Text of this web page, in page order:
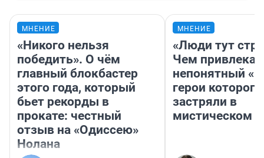
МНЕНИЕ
«Никого нельзя
победить». О чём
главный блокбастер
этого года, который
бьет рекорды в
прокате: честный
отзыв на «Одиссею»
Нолана
МНЕНИЕ
«Люди тут
Чем
непонятный
герои которого
застряли в
мистическом